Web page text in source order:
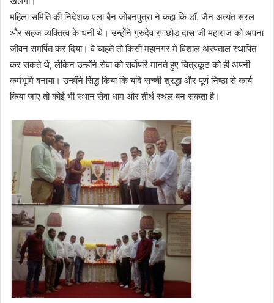
महिला समिति की निदेशक एला बैन जोबनपुत्रा ने कहा कि डॉ. जैन अत्यंत सरल
और सहज व्यक्तित्व के धनी थे। उन्होंने गुरुदेव रणछोड़ दास जी महाराज को अपना
जीवन समर्पित कर दिया। वे चाहते तो किसी महानगर में विशाल अस्पताल स्थापित
कर सकते थे, लेकिन उन्होंने सेवा को सर्वोपरि मानते हुए चित्रकूट को ही अपनी
कर्मभूमि बनाया। उन्होंने सिद्ध किया कि यदि सच्ची श्रद्धा और पूर्ण निष्ठा से कार्य
किया जाए तो कोई भी स्थान सेवा धाम और तीर्थ स्थल बन सकता है।